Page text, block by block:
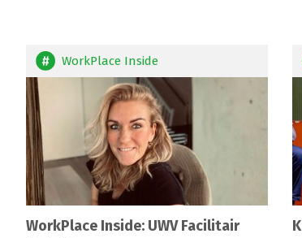
WorkPlace Inside
WorkPlace Inside: UWV Facilitair